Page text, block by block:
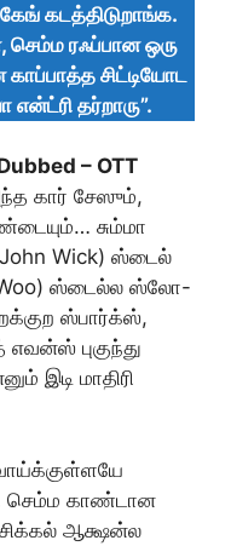
கடத்திடுறாங்க.
ரஃப்பான ஒரு
சிட்டியோட
தர்றாரு”.
– OTT
கார் சேஸும்,
சும்மா
Wick) ஸ்டைல்
ஸ்டைல்ல ஸ்லோ-
ஸ்பார்க்ஸ்,
புகுந்து
இடி மாதிரி
செம்ம காண்டான
ஆக்ஷன்ல